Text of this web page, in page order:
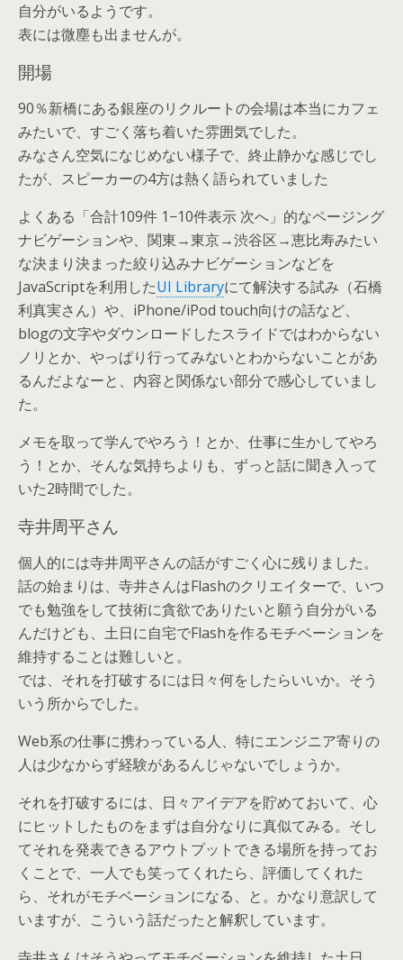
自分がいるようです。
表には微塵も出ませんが。
開場
90％新橋にある銀座のリクルートの会場は本当にカフェ
みたいで、すごく落ち着いた雰囲気でした。
みなさん空気になじめない様子で、終止静かな感じでし
たが、スピーカーの4方は熱く語られていました
よくある「合計109件 1−10件表示 次へ」的なページング
ナビゲーションや、関東→東京→渋谷区→恵比寿みたい
な決まり決まった絞り込みナビゲーションなどを
JavaScriptを利用したUI Libraryにて解決する試み（石橋
利真実さん）や、iPhone/iPod touch向けの話など、
blogの文字やダウンロードしたスライドではわからない
ノリとか、やっぱり行ってみないとわからないことがあ
るんだよなーと、内容と関係ない部分で感心していまし
た。
メモを取って学んでやろう！とか、仕事に生かしてやろ
う！とか、そんな気持ちよりも、ずっと話に聞き入って
いた2時間でした。
寺井周平さん
個人的には寺井周平さんの話がすごく心に残りました。
話の始まりは、寺井さんはFlashのクリエイターで、いつ
でも勉強をして技術に貪欲でありたいと願う自分がいる
んだけども、土日に自宅でFlashを作るモチベーションを
維持することは難しいと。
では、それを打破するには日々何をしたらいいか。そう
いう所からでした。
Web系の仕事に携わっている人、特にエンジニア寄りの
人は少なからず経験があるんじゃないでしょうか。
それを打破するには、日々アイデアを貯めておいて、心
にヒットしたものをまずは自分なりに真似てみる。そし
てそれを発表できるアウトプットできる場所を持ってお
くことで、一人でも笑ってくれたら、評価してくれた
ら、それがモチベーションになる、と。かなり意訳して
いますが、こういう話だったと解釈しています。